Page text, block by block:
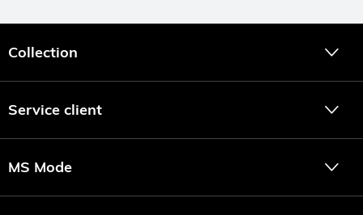
Collection
Service client
MS Mode